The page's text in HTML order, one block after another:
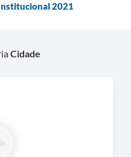
2021
Cidade